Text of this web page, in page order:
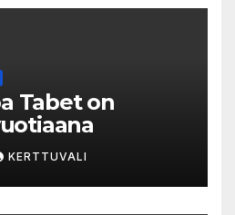
Tabet on
KERTTUVALI